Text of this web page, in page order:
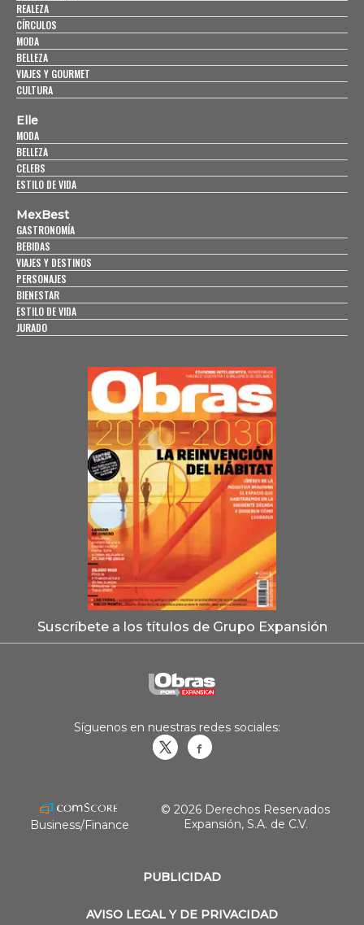
REALEZA
CÍRCULOS
MODA
BELLEZA
VIAJES Y GOURMET
CULTURA
Elle
MODA
BELLEZA
CELEBS
ESTILO DE VIDA
MexBest
GASTRONOMÍA
BEBIDAS
VIAJES Y DESTINOS
PERSONAJES
BIENESTAR
ESTILO DE VIDA
JURADO
Suscríbete a los títulos de Grupo Expansión
PUBLICIDAD
AVISO LEGAL Y DE PRIVACIDAD
Síguenos en nuestras redes sociales:
Business/Finance
© 2026 Derechos Reservados
Expansión, S.A. de C.V.